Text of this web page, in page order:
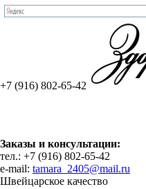
+7 (916) 802-65-42
Заказы и консультации:
тел.: +7 (916) 802-65-42
e-mail: tamara_2405@mail.ru
Швейцарское качество